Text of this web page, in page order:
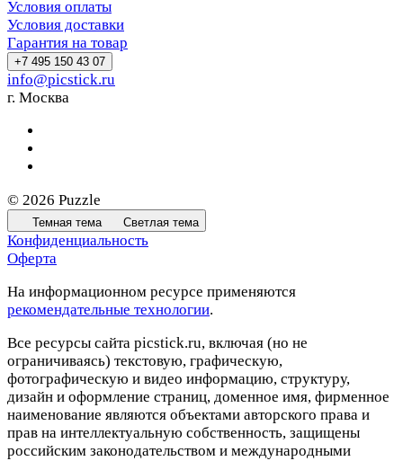
Условия оплаты
Условия доставки
Гарантия на товар
+7 495 150 43 07
info@picstick.ru
г. Москва
© 2026 Puzzle
Темная тема Светлая тема
Конфиденциальность
Оферта
На информационном ресурсе применяются
рекомендательные технологии.
Все ресурсы сайта picstick.ru, включая (но не
ограничиваясь) текстовую, графическую,
фотографическую и видео информацию, структуру,
дизайн и оформление страниц, доменное имя, фирменное
наименование являются объектами авторского права и
прав на интеллектуальную собственность, защищены
российским законодательством и международными